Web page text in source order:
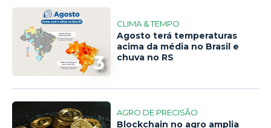
3
CLIMA & TEMPO
Agosto terá temperaturas
acima da média no Brasil e
chuva no RS
AGRO DE PRECISÃO
Blockchain no agro amplia